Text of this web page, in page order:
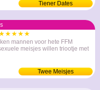
Tiener Dates
mannen voor hete FFM
meisjes willen triootje met
Twee Meisjes